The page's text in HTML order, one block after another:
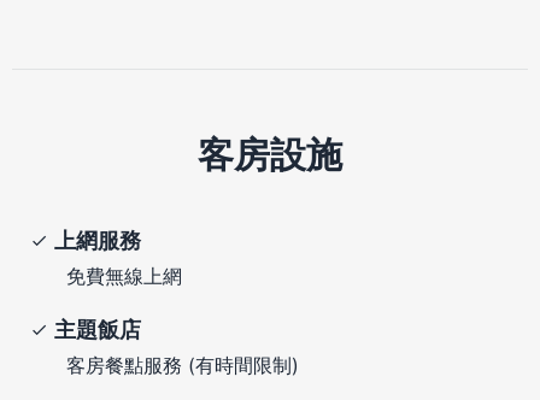
客房設施
上網服務
免費無線上網
主題飯店
客房餐點服務 (有時間限制)